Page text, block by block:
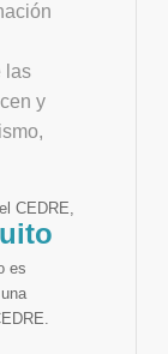
las
y
CEDRE,
es